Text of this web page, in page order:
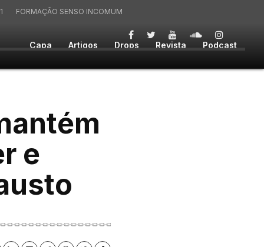
Capa Artigos Drops Revista Podcast
FORMAÇÃO SENSO INCOMUM
e